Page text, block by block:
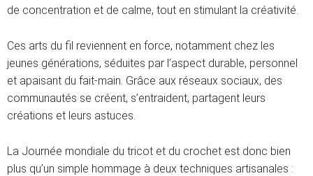
de concentration et de calme, tout en stimulant la créativité.
Ces arts du fil reviennent en force, notamment chez les
jeunes générations, séduites par l’aspect durable, personnel
et apaisant du fait-main. Grâce aux réseaux sociaux, des
communautés se créent, s’entraident, partagent leurs
créations et leurs astuces.
La Journée mondiale du tricot et du crochet est donc bien
plus qu’un simple hommage à deux techniques artisanales :